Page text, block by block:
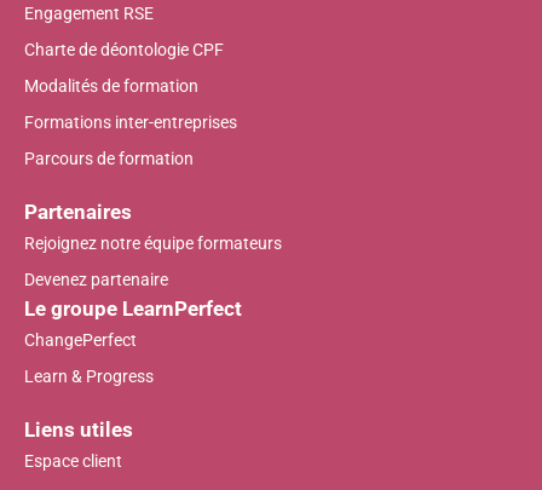
Engagement RSE
Charte de déontologie CPF
Modalités de formation
Formations inter-entreprises
Parcours de formation
Partenaires
Rejoignez notre équipe formateurs
Devenez partenaire
Le groupe LearnPerfect
ChangePerfect
Learn & Progress
Liens utiles
Espace client